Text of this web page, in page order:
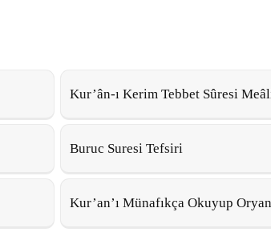
Kur’ân-ı Kerim Tebbet Sûresi
Buruc Suresi Tefsiri
Kur’an’ı Münafıkça Okuyup